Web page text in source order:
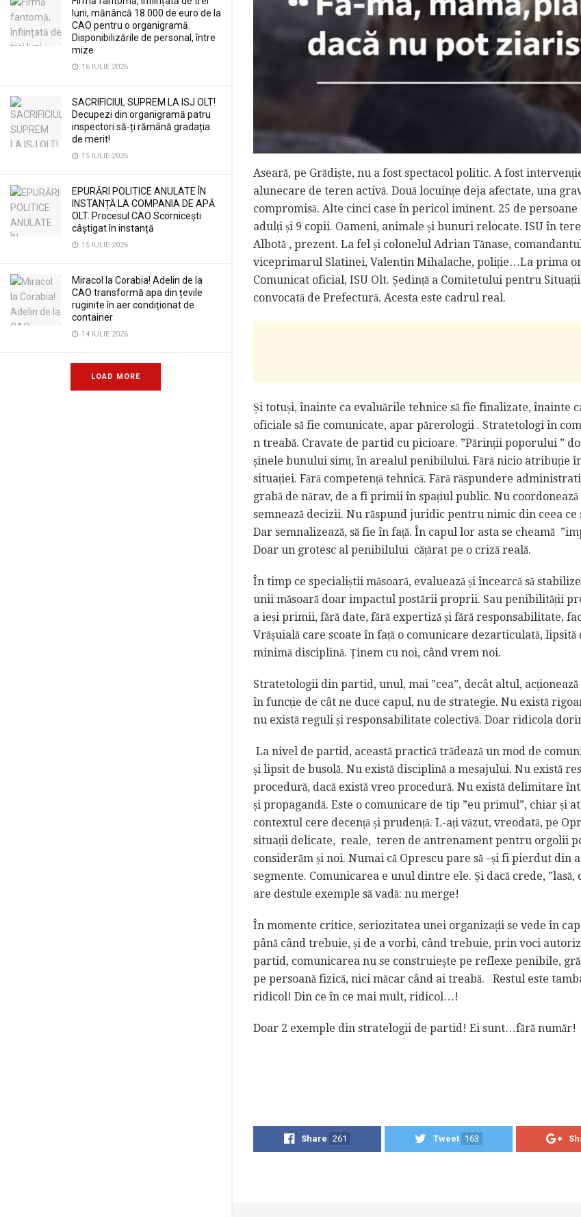
luni, mănâncă 18.000 de euro de la
CAO pentru o organigramă.
Disponibilizările de personal, între
mize
16 IULIE 2026
SACRIFICIUL SUPREM LA ISJ OLT!
Decupezi din organigramă patru
inspectori să-ți rămână gradația
de merit!
15 IULIE 2026
EPURĂRI POLITICE ANULATE ÎN
INSTANȚĂ LA COMPANIA DE APĂ
OLT. Procesul CAO Scornicești
câștigat în instanță
15 IULIE 2026
Miracol la Corabia! Adelin de la
CAO transformă apa din țevile
ruginite în aer condiționat de
container
14 IULIE 2026
LOAD MORE
Aseară, pe Grădiște, nu a fost spectacol politic. A fost
alunecare de teren activă. Două locuințe deja afectate, una
compromisă. Alte cinci case în pericol iminent. 25 de persoane
adulți și 9 copii. Oameni, animale și bunuri relocate. ISU în
Albotă , prezent. La fel și colonelul Adrian Tănase,
viceprimarul Slatinei, Valentin Mihalache, poliție…La prima
Comunicat oficial, ISU Olt. Ședință a Comitetului pentru
convocată de Prefectură. Acesta este cadrul real.
Și totuși, înainte ca evaluările tehnice să fie finalizate, înainte
oficiale să fie comunicate, apar părerologii . Stratetologi în
n treabă. Cravate de partid cu picioare. ”Părinții poporului ”
șinele bunului simț, în arealul penibilului. Fără nicio atribuție
situației. Fără competență tehnică. Fără răspundere
grabă de nărav, de a fi primii în spațiul public. Nu
semnează decizii. Nu răspund juridic pentru nimic din ceea ce
Dar semnalizează, să fie în față. În capul lor asta se cheamă
Doar un grotesc al penibilului cățărat pe o criză reală.
În timp ce specialiștii măsoară, evaluează și încearcă să
unii măsoară doar impactul postării proprii. Sau penibilității
a ieși primii, fără date, fără expertiză și fără responsabilitate,
Vrășuială care scoate în față o comunicare dezarticulată,
minimă disciplină. Ținem cu noi, când vrem noi.
Stratetologii din partid, unul, mai ”cea”, decât altul,
în funcție de cât ne duce capul, nu de strategie. Nu există
nu există reguli și responsabilitate colectivă. Doar ridicola
La nivel de partid, această practică trădează un mod de
și lipsit de busolă. Nu există disciplină a mesajului. Nu există
procedură, dacă există vreo procedură. Nu există delimitare
și propagandă. Este o comunicare de tip ”eu primul”, chiar și
contextul cere decență și prudență. L-ați văzut, vreodată, pe
situații delicate, reale, teren de antrenament pentru orgolii
considerăm și noi. Numai că Oprescu pare să –și fi pierdut din
segmente. Comunicarea e unul dintre ele. Și dacă crede, ”lasă,
are destule exemple să vadă: nu merge!
În momente critice, seriozitatea unei organizații se vede în
până când trebuie, și de a vorbi, când trebuie, prin voci
partid, comunicarea nu se construiește pe reflexe penibile,
pe persoană fizică, nici măcar când ai treabă. Restul este
ridicol! Din ce în ce mai mult, ridicol…!
Doar 2 exemple din stratelogii de partid! Ei sunt…fără număr!
Share 261 Tweet 163